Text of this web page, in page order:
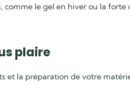
comme le gel en hiver ou la forte
plaire
et la préparation de votre